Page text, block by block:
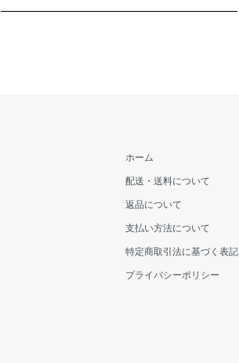
ホーム
配送・送料について
返品について
支払い方法について
特定商取引法に基づく表記
プライバシーポリシー